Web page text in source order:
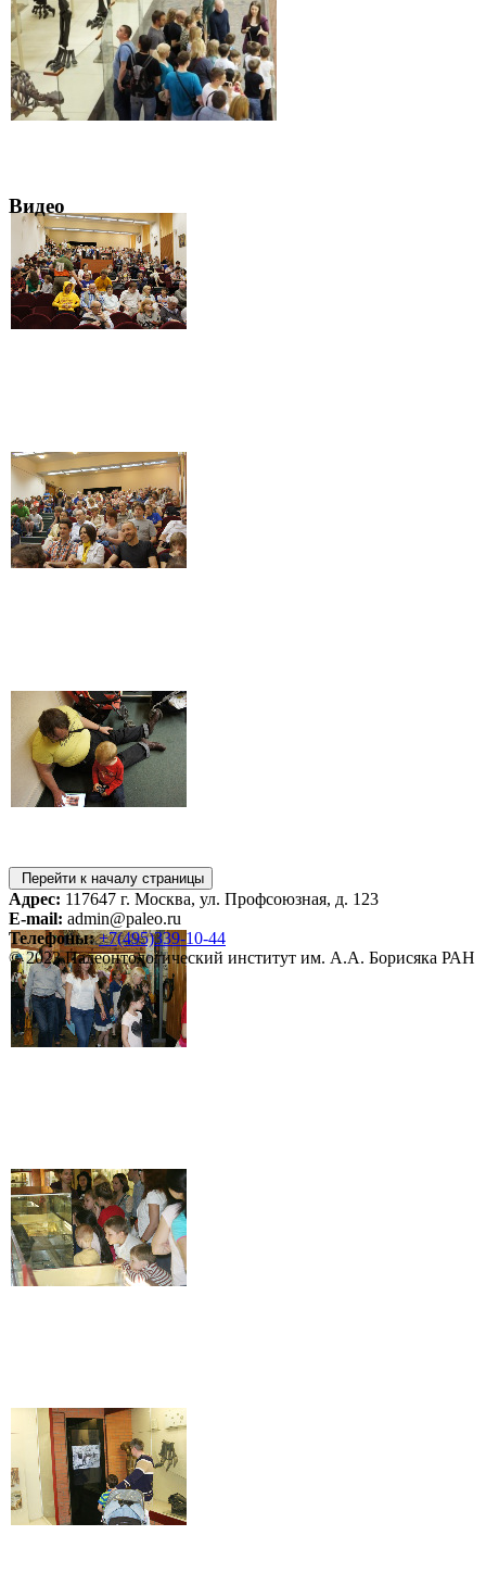
Видео
Перейти к началу страницы
Адрес: 117647 г. Москва, ул. Профсоюзная, д. 123
E-mail: admin@paleo.ru
Телефоны: +7(495)339-10-44
© 2023 Палеонтологический институт им. А.А. Борисяка РАН